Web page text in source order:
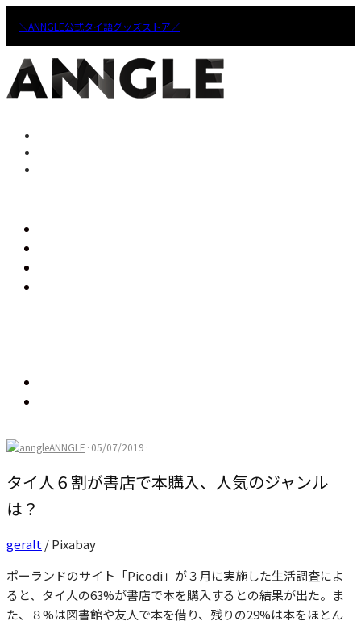
＼ANNGLE公式タイ語グッズストア／
ANNGLE · 05/07/2019 ·
タイ人６割が書店で本購入、人気のジャンル
は？
geralt / Pixabay
ポーランドのサイト「Picodi」が３月に実施した生活調査によ
ると、タイ人の63%が書店で本を購入するとの結果が出た。ま
た、８%は図書館や友人で本を借り、残りの29%は本をほとん